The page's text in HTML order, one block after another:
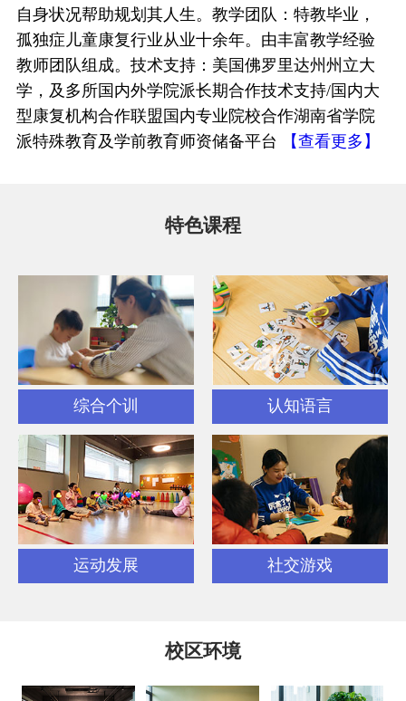
自身状况帮助规划其人生。教学团队：特教毕业，
孤独症儿童康复行业从业十余年。由丰富教学经验
教师团队组成。技术支持：美国佛罗里达州州立大
学，及多所国内外学院派长期合作技术支持/国内大
型康复机构合作联盟国内专业院校合作湖南省学院
派特殊教育及学前教育师资储备平台
【查看更多】
特色课程
综合个训 认知语言
运动发展 社交游戏
校区环境